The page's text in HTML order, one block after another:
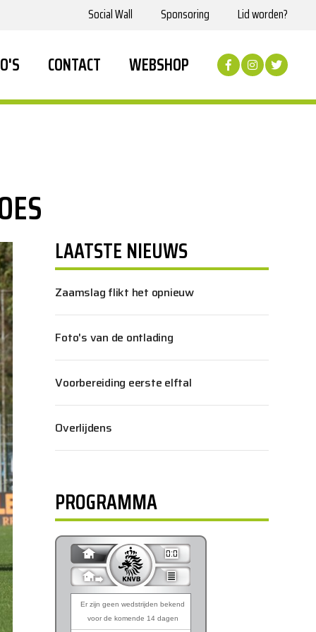
Social Wall Sponsoring Lid worden?
CONTACT WEBSHOP
LAATSTE NIEUWS
Zaamslag flikt het opnieuw
Foto's van de ontlading
Voorbereiding eerste elftal
Overlijdens
PROGRAMMA